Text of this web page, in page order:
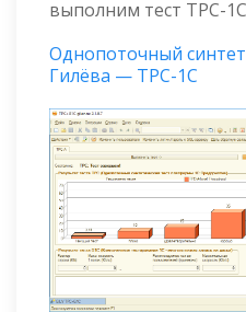
выполним тест TPC-
Однопоточный
Гилёва — TPC-1C